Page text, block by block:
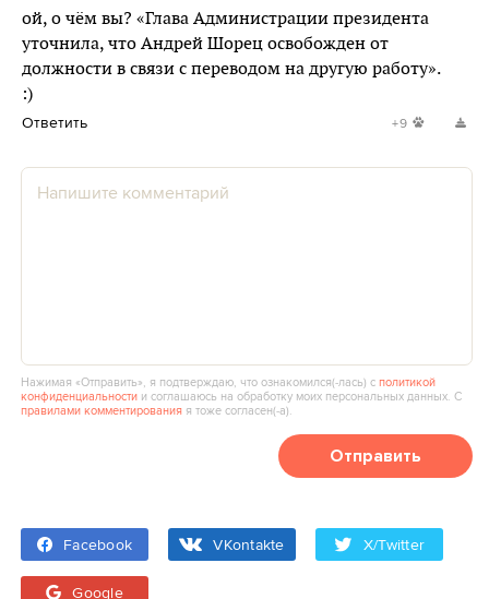
ой, о чём вы? «Глава Администрации президента
уточнила, что Андрей Шорец освобожден от
должности в связи с переводом на другую работу».
:)
Ответить +9
Нажимая «Отправить», я подтверждаю, что ознакомился(‑лась) сполитикой
конфиденциальности и соглашаюсь на обработку моих персональных данных. С
правилами комментирования я тоже согласен(‑а).
Отправить
Facebook VKontakte X/Twitter
Google